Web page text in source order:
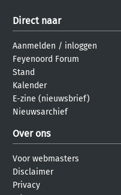
Direct naar
Aanmelden / inloggen
Feyenoord Forum
Stand
Kalender
E-zine (nieuwsbrief)
Nieuwsarchief
Over ons
Voor webmasters
Disclaimer
Privacy